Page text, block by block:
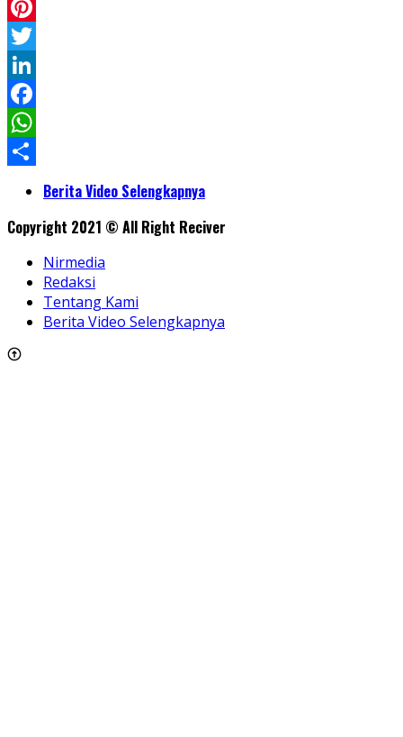
Pinterest
Twitter
LinkedIn
Facebook
WhatsApp
ShareBerita Video Selengkapnya
Copyright 2021 © All Right Reciver
Nirmedia
Redaksi
Tentang Kami
Berita Video Selengkapnya